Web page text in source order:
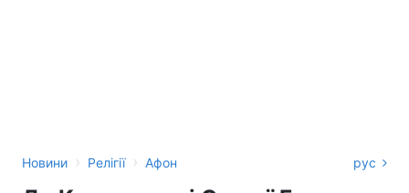
Новини › Релігії › Афон рус